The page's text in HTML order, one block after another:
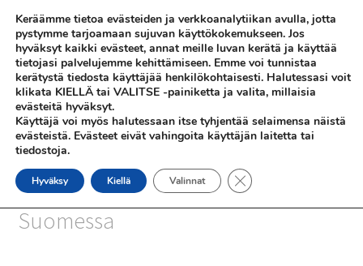
Siirry
navigointiin
Siirry
sisältöön
Valikko
SHOP
INFO
SiniSusan kortit painetaan
Suomessa
Keräämme tietoa evästeiden ja verkkoanalytiikan avulla, jotta
pystymme tarjoamaan sujuvan käyttökokemukseen. Jos
hyväksyt kaikki evästeet, annat meille luvan kerätä ja käyttää
tietojasi palvelujemme kehittämiseen. Emme voi tunnistaa
kerätystä tiedosta käyttäjää henkilökohtaisesti. Halutessasi voit
klikata KIELLÄ tai VALITSE -painiketta ja valita, millaisia
evästeitä hyväksyt.
Käyttäjä voi myös halutessaan itse tyhjentää selaimensa näistä
evästeistä. Evästeet eivät vahingoita käyttäjän laitetta tai
tiedostoja.
Hyväksy Kiellä Valinnat Sulje evästebanneri